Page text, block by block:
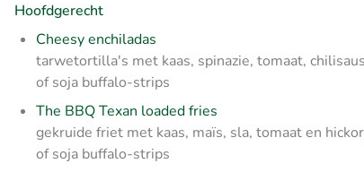
Hoofdgerecht
Cheesy enchiladas
tarwetortilla's met kaas, spinazie, tomaat,
of soja buffalo-strips
The BBQ Texan loaded fries
gekruide friet met kaas, maïs, sla, tomaat en
of soja buffalo-strips